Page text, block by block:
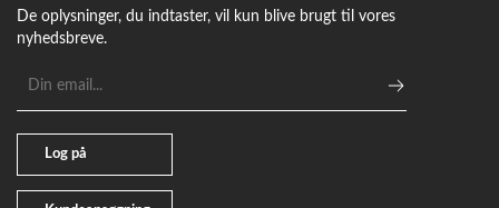
De oplysninger, du indtaster, vil kun blive brugt til vores
nyhedsbreve.
mailadresse
Log på